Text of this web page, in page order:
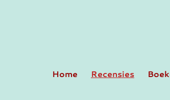
Home Recensies